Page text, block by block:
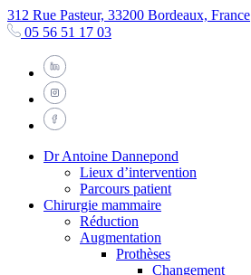
312 Rue Pasteur, 33200 Bordeaux, France
05 56 51 17 03
Dr Antoine Dannepond
Lieux d’intervention
Parcours patient
Chirurgie mammaire
Réduction
Augmentation
Prothèses
Changement